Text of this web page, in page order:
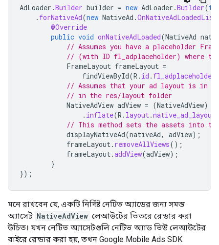
AdLoader .Builder builder = new AdLoader .Builder(
. forNativeAd(new NativeAd .
@Override
public void onNativeAdLoaded(NativeAd
// Assumes you have a placeholder
// (with ID fl_adplaceholder) where
FrameLayout frameLayout =
findViewById(R . id . fl_adplaceholder
// Assumes that your ad layout is in
// in the res/layout folder
NativeAdView adView = (NativeAdView)
. inflate(R . layout.native_ad_layout
// This method sets the assets into
displayNativeAd(nativeAd, adView);
frameLayout. removeAllViews();
frameLayout.addView(adView);
}
});
মনে রাখবেন যে, একটি নির্দিষ্ট নেটিভ অ্যাডের জন্য সমস্ত
অ্যাসেট NativeAdView লেআউটের ভিতরে রেন্ডার করা
উচিত। যখন নেটিভ অ্যাসেটগুলি নেটিভ অ্যাড ভিউ লেআউটের
বাইরে রেন্ডার করা হয়, তখন Google Mobile Ads SDK